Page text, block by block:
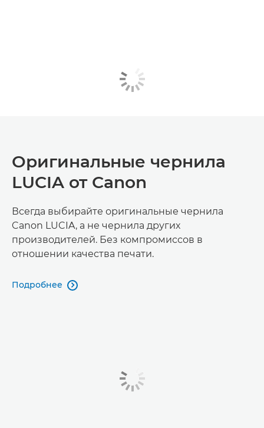
Оригинальные чернила
LUCIA от Canon
Всегда выбирайте оригинальные чернила
Canon LUCIA, а не чернила других
производителей. Без компромиссов в
отношении качества печати.
Подробнее 